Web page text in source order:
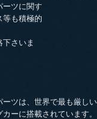
ーツに関す
等も積極的
さいま
ツは、世界で最も厳し
ーに搭載されています。